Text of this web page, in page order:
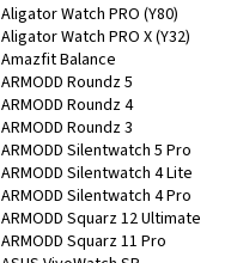
Aligator Watch PRO (Y80)
Aligator Watch PRO X (Y32)
Amazfit Balance
ARMODD Roundz 5
ARMODD Roundz 4
ARMODD Roundz 3
ARMODD Silentwatch 5 Pro
ARMODD Silentwatch 4 Lite
ARMODD Silentwatch 4 Pro
ARMODD Squarz 12 Ultimate
ARMODD Squarz 11 Pro